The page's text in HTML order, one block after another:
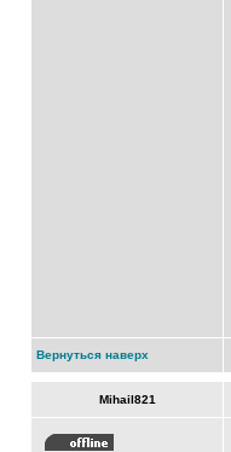
Вернуться наверх
Mihail821